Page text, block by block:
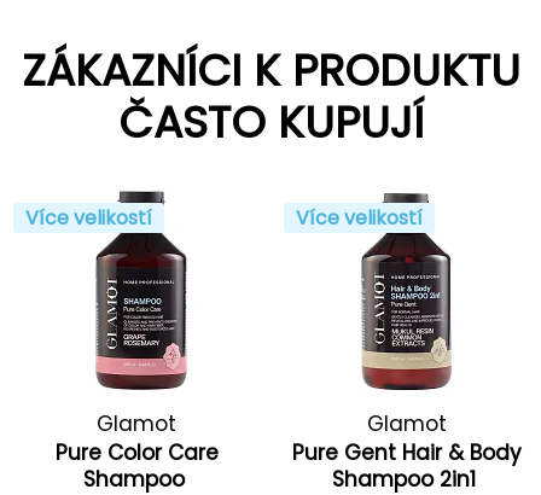
ZÁKAZNÍCI K PRODUKTU
ČASTO KUPUJÍ
Více velikostí
Glamot
Pure Color Care
Shampoo
Více velikostí
Glamot
Pure Gent Hair & Body
Shampoo 2in1